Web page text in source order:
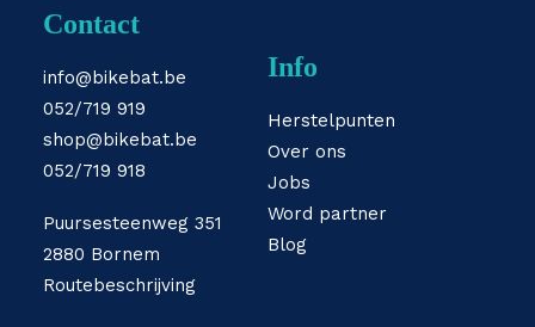
Contact
info@bikebat.be
052/719 919
shop@bikebat.be
052/719 918
Puursesteenweg 351
2880 Bornem
Routebeschrijving
Info
Herstelpunten
Over ons
Jobs
Word partner
Blog